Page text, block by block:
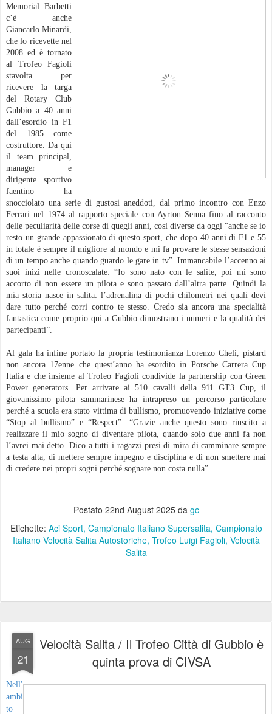
Memorial Barbetti
c’è anche
Giancarlo Minardi,
che lo ricevette nel
2008 ed è tornato
al Trofeo Fagioli
stavolta per
ricevere la targa
del Rotary Club
Gubbio a 40 anni
dall’esordio in F1
del 1985 come
costruttore. Da qui
il team principal,
manager e
dirigente sportivo
faentino ha
snocciolato una serie di gustosi aneddoti, dal primo incontro con Enzo
Ferrari nel 1974 al rapporto speciale con Ayrton Senna fino al racconto
delle peculiarità delle corse di quegli anni, così diverse da oggi “anche se io
resto un grande appassionato di questo sport, che dopo 40 anni di F1 e 55
in totale è sempre il migliore al mondo e mi fa provare le stesse sensazioni
di un tempo anche quando guardo le gare in tv”. Immancabile l’accenno ai
suoi inizi nelle cronoscalate: “Io sono nato con le salite, poi mi sono
accorto di non essere un pilota e sono passato dall’altra parte. Quindi la
mia storia nasce in salita: l’adrenalina di pochi chilometri nei quali devi
dare tutto perché corri contro te stesso. Credo sia ancora una specialità
fantastica come proprio qui a Gubbio dimostrano i numeri e la qualità dei
partecipanti”.
Al gala ha infine portato la propria testimonianza Lorenzo Cheli, pistard
non ancora 17enne che quest’anno ha esordito in Porsche Carrera Cup
Italia e che insieme al Trofeo Fagioli condivide la partnership con Green
Power generators. Per arrivare ai 510 cavalli della 911 GT3 Cup, il
giovanissimo pilota sammarinese ha intrapreso un percorso particolare
perché a scuola era stato vittima di bullismo, promuovendo iniziative come
“Stop al bullismo” e “Respect”: “Grazie anche questo sono riuscito a
realizzare il mio sogno di diventare pilota, quando solo due anni fa non
l’avrei mai detto. Dico a tutti i ragazzi presi di mira di camminare sempre
a testa alta, di mettere sempre impegno e disciplina e di non smettere mai
di credere nei propri sogni perché sognare non costa nulla”.
Postato 22nd August 2025da gc
Etichette: Aci Sport Campionato Italiano Supersalita Campionato
Italiano Velocità Salita Autostoriche Trofeo Luigi Fagioli Velocità
Salita
AUG
21
Velocità Salita / Il Trofeo Città di Gubbio è
quinta prova di CIVSA
Nell'
ambi
to